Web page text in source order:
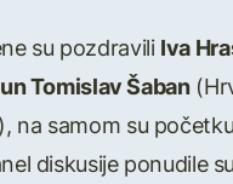
su pozdraviliIva
Tomislav Šaban
na samom su
diskusije ponudile